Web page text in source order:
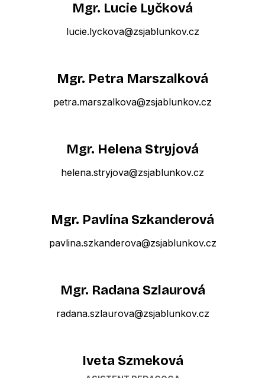
Mgr. Lucie Lyčková
lucie.lyckova@zsjablunkov.cz
Mgr. Petra Marszalková
petra.marszalkova@zsjablunkov.cz
Mgr. Helena Stryjová
helena.stryjova@zsjablunkov.cz
Mgr. Pavlína Szkanderová
pavlina.szkanderova@zsjablunkov.cz
Mgr. Radana Szlaurová
radana.szlaurova@zsjablunkov.cz
Iveta Szmeková